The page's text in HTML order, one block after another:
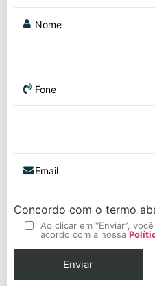
Concordo com o termo
Ao clicar em “Enviar”,
acordo com a nossa